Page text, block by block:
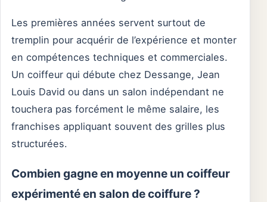
Les premières années servent surtout de
tremplin pour acquérir de l’expérience et monter
en compétences techniques et commerciales.
Un coiffeur qui débute chez Dessange, Jean
Louis David ou dans un salon indépendant ne
touchera pas forcément le même salaire, les
franchises appliquant souvent des grilles plus
structurées.
Combien gagne en moyenne un coiffeur
expérimenté en salon de coiffure ?